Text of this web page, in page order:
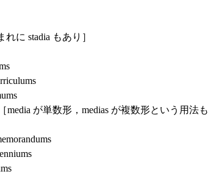
stadia もあり］
が単数形，medias が複数形という用法も